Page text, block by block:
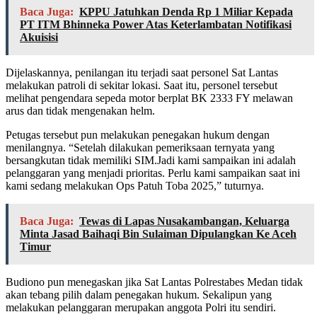
Baca Juga: KPPU Jatuhkan Denda Rp 1 Miliar Kepada
PT ITM Bhinneka Power Atas Keterlambatan Notifikasi
Akuisisi
Dijelaskannya, penilangan itu terjadi saat personel Sat Lantas
melakukan patroli di sekitar lokasi. Saat itu, personel tersebut
melihat pengendara sepeda motor berplat BK 2333 FY melawan
arus dan tidak mengenakan helm.
Petugas tersebut pun melakukan penegakan hukum dengan
menilangnya. “Setelah dilakukan pemeriksaan ternyata yang
bersangkutan tidak memiliki SIM.Jadi kami sampaikan ini adalah
pelanggaran yang menjadi prioritas. Perlu kami sampaikan saat ini
kami sedang melakukan Ops Patuh Toba 2025,” tuturnya.
Baca Juga: Tewas di Lapas Nusakambangan, Keluarga
Minta Jasad Baihaqi Bin Sulaiman Dipulangkan Ke Aceh
Timur
Budiono pun menegaskan jika Sat Lantas Polrestabes Medan tidak
akan tebang pilih dalam penegakan hukum. Sekalipun yang
melakukan pelanggaran merupakan anggota Polri itu sendiri.